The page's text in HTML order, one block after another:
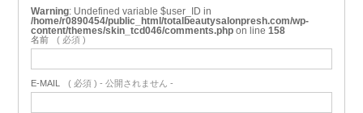
Warning : Undefined variable $user_ID in
/home/r0890454/public_html/totalbeautysalonpresh.com/wp-
content/themes/skin_tcd046/comments.php on line 158
名前 ( 必須 )
E-MAIL ( 必須 ) - 公開されません -